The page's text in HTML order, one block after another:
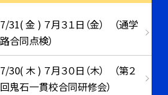
7/31( 金 ) ７月３１日（金） （通学
路合同点検）
7/30( 木 ) ７月３０日（木） （第２
回鬼石一貫校合同研修会）